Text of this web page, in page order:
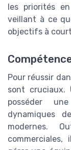
les priorités
veillant à ce
objectifs à
Pour réussir
sont cruciaux.
posséder
dynamiques
modernes.